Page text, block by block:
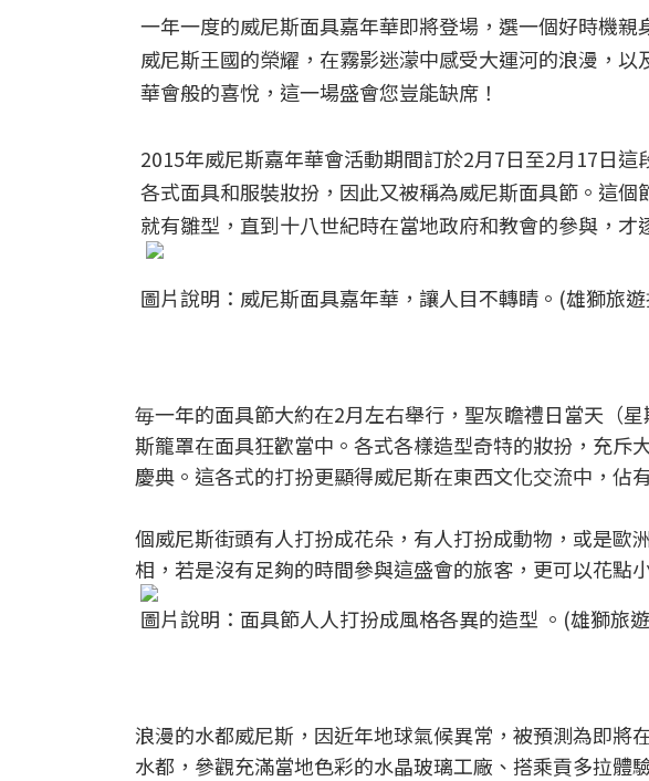
一年一度的威尼斯面具嘉年華即將登場，選一個好時機
威尼斯王國的榮耀，在霧影迷濛中感受大運河的浪漫，
華會般的喜悅，這一場盛會您豈能缺席！
2015年威尼斯嘉年華會活動期間訂於2月7日至2月17日
各式面具和服裝妝扮，因此又被稱為威尼斯面具節。這
就有雛型，直到十八世紀時在當地政府和教會的參與，才
圖片說明：威尼斯面具嘉年華，讓人目不轉睛。(雄獅旅
毎一年的面具節大約在2月左右舉行，聖灰瞻禮日當天（
斯籠罩在面具狂歡當中。各式各樣造型奇特的妝扮，充斥
慶典。這各式的打扮更顯得威尼斯在東西文化交流中，佔
個威尼斯街頭有人打扮成花朵，有人打扮成動物，或是歐
相，若是沒有足夠的時間參與這盛會的旅客，更可以花點
圖片說明：面具節人人打扮成風格各異的造型 。(雄獅旅
浪漫的水都威尼斯，因近年地球氣候異常，被預測為即將
水都，參觀充滿當地色彩的水晶玻璃工廠、搭乘貢多拉體